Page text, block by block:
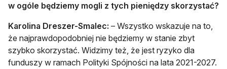
w ogóle będziemy mogli z tych pieniędzy skorzystać?
Karolina Dreszer-Smalec: – Wszystko wskazuje na to,
że najprawdopodobniej nie będziemy w stanie zbyt
szybko skorzystać. Widzimy też, że jest ryzyko dla
funduszy w ramach Polityki Spójności na lata 2021-2027.